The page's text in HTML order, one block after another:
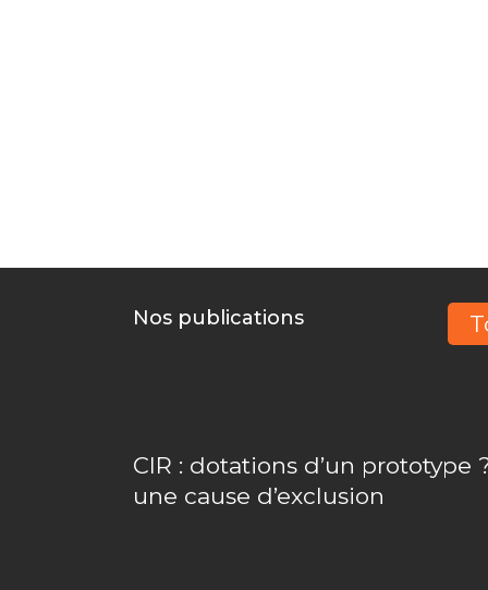
Nos publications
CIR : dotations d’un prototype
une cause d’exclusion